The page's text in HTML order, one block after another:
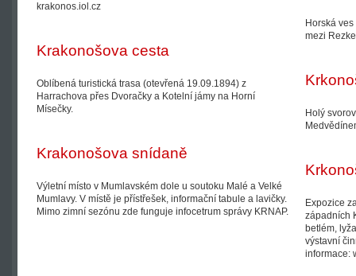
krakonos.iol.cz
Krakonošova cesta
Oblíbená turistická trasa (otevřená 19.09.1894) z
Harrachova přes Dvoračky a Kotelní jámy na Horní
Mísečky.
Krakonošova snídaně
Výletní místo v Mumlavském dole u soutoku Malé a Velké
Mumlavy. V místě je přístřešek, informační tabule a lavičky.
Mimo zimní sezónu zde funguje infocetrum správy KRNAP.
Horská
mezi
Holý
Expozice
západních
betlém,
výstavní
informace: